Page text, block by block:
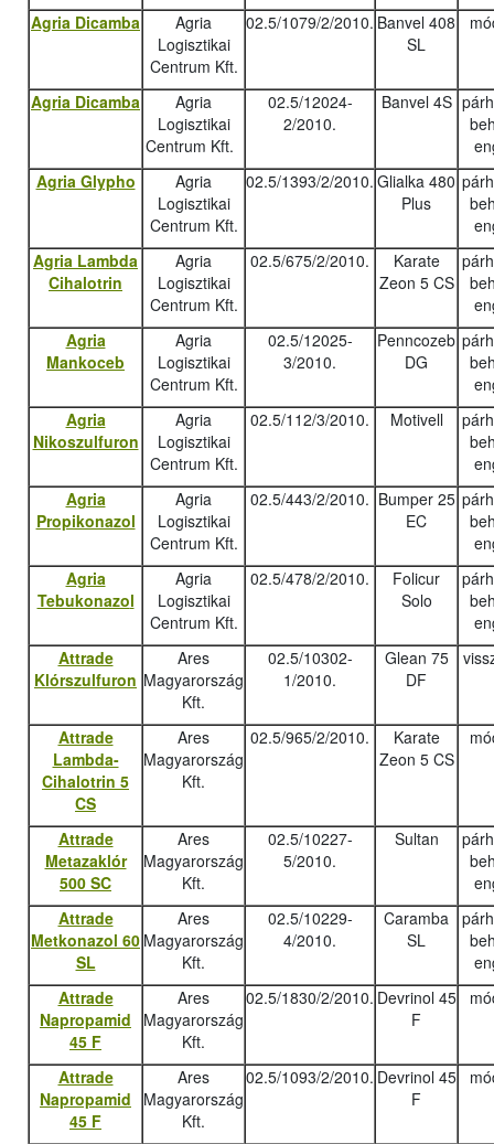
Agria Dicamba
Agria
Logisztikai
Centrum Kft.
02.5/1079/2/2010. Banvel 408
SL
Agria Dicamba
Agria
Logisztikai
Centrum Kft.
02.5/12024-
2/2010.
Banvel 4S
Agria Glypho
Agria
Logisztikai
Centrum Kft.
02.5/1393/2/2010. Glialka 480
Plus
Agria Lambda
Cihalotrin
Agria
Logisztikai
Centrum Kft.
02.5/675/2/2010.
Karate
Zeon 5 CS
Agria
Mankoceb
Agria
Logisztikai
Centrum Kft.
02.5/12025-
3/2010.
Penncozeb
DG
Agria
Nikoszulfuron
Agria
Logisztikai
Centrum Kft.
02.5/112/3/2010. Motivell
Agria
Propikonazol
Agria
Logisztikai
Centrum Kft.
02.5/443/2/2010. Bumper 25
EC
Agria
Tebukonazol
Agria
Logisztikai
Centrum Kft.
02.5/478/2/2010.
Folicur
Solo
Attrade
Klórszulfuron
Ares
Magyarország
Kft.
02.5/10302-
1/2010.
Glean 75
DF
Attrade
Lambda-
Cihalotrin 5
CS
Ares
Magyarország
Kft.
02.5/965/2/2010.
Karate
Zeon 5 CS
Attrade
Metazaklór
500 SC
Ares
Magyarország
Kft.
02.5/10227-
5/2010.
Sultan
Attrade
Metkonazol 60
SL
Ares
Magyarország
Kft.
02.5/10229-
4/2010.
Caramba
SL
Attrade
Napropamid
45 F
Ares
Magyarország
Kft.
02.5/1830/2/2010. Devrinol 45
F
Attrade
Napropamid
45 F
Ares
Magyarország
Kft.
02.5/1093/2/2010. Devrinol 45
F